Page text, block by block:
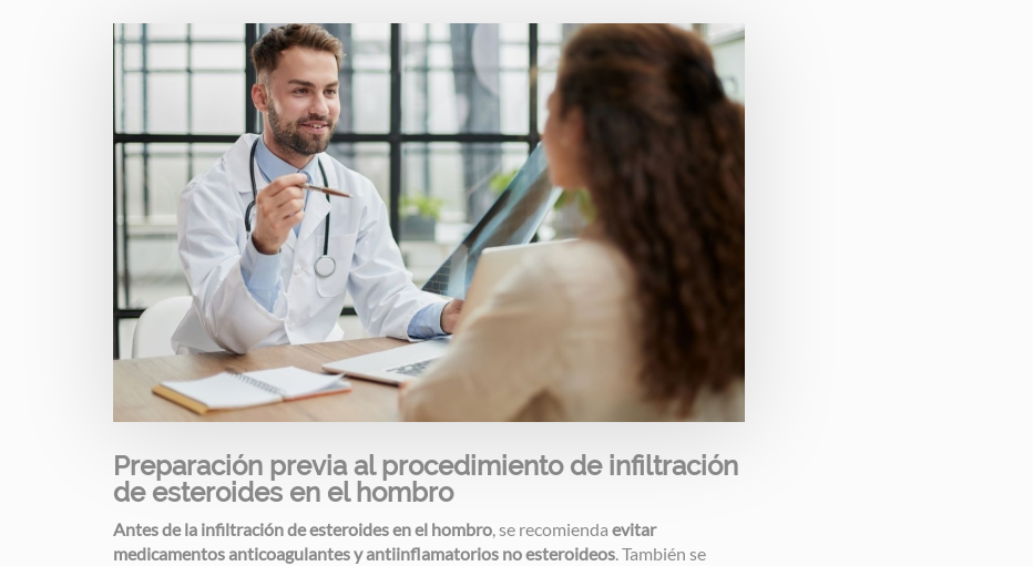
Image
Preparación previa al procedimiento de infiltración
de esteroides en el hombro
Antes de la infiltración de esteroides en el hombro, se recomienda evitar
medicamentos anticoagulantes y antiinflamatorios no esteroideos. También se